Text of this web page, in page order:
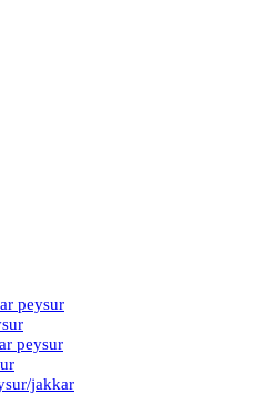
peysur
peysur
jakkar